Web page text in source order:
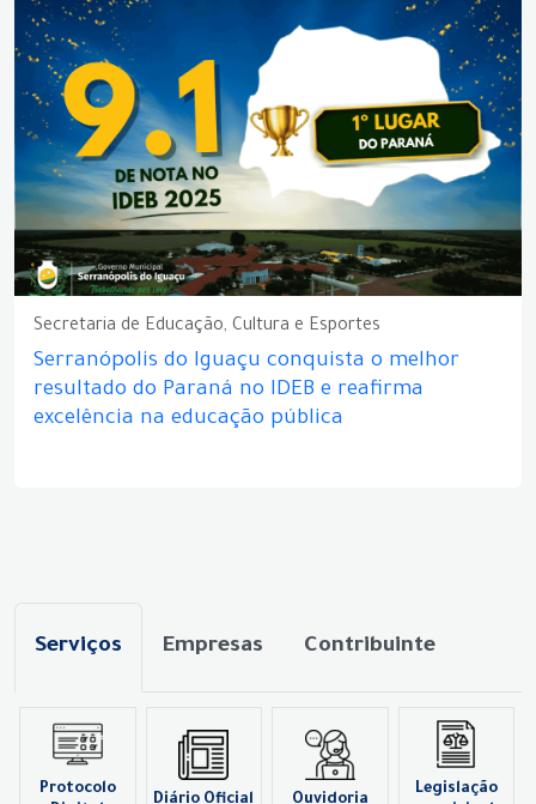
Secretaria de Educação, Cultura e Esportes
Serranópolis do Iguaçu conquista o melhor
resultado do Paraná no IDEB e reafirma
excelência na educação pública
Serviços Empresas Contribuinte
Protocolo
Diário Oficial Ouvidoria
Legislação